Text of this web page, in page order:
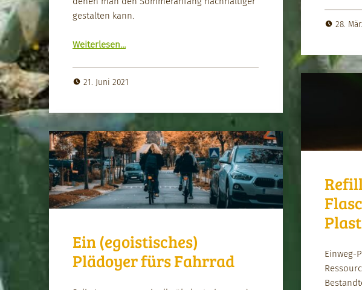
28.
gestal­ten kann.
Weit­er­lesen…
21. Juni 2021
Ein­weg-
Ein (egoistisches)
Plädoyer fürs Fahrrad